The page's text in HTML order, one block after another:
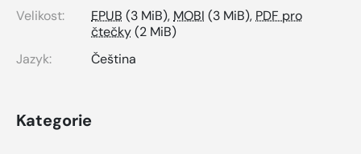
Velikost:
EPUB (3 MiB), MOBI (3 MiB), PDF pro
čtečky(2 MiB)
Jazyk:
Čeština
Kategorie